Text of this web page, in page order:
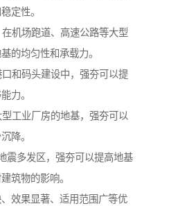
定性。
机场跑道、高速公路等大型
的均匀性和承载力。
和码头建设中，强夯可以提
力。
工业厂房的地基，强夯可以
降。
震多发区，强夯可以提高地基
筑物的影响。
效果显著、适用范围广等优